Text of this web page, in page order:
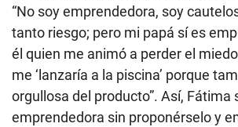
“No soy emprendedora, soy
tanto riesgo; pero mi papá sí es
él quien me animó a perder el
me ‘lanzaría a la piscina’ porque
orgullosa del producto”. Así, Fátima
emprendedora sin proponérselo y